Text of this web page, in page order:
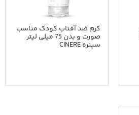
کرم ضد آفتاب کودک مناسب
صورت و بدن 75 میلی لیتر
سینره CINERE